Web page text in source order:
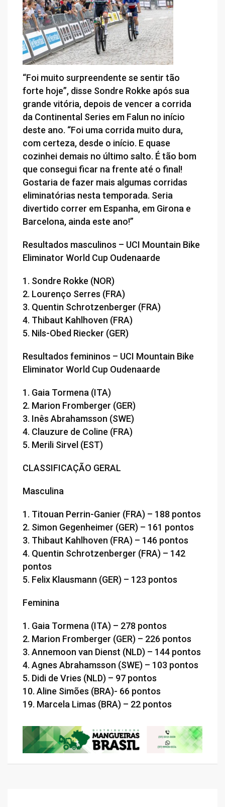
“Foi muito surpreendente se sentir tão
forte hoje”, disse Sondre Rokke após sua
grande vitória, depois de vencer a corrida
da Continental Series em Falun no início
deste ano. “Foi uma corrida muito dura,
com certeza, desde o início. E quase
cozinhei demais no último salto. É tão bom
que consegui ficar na frente até o final!
Gostaria de fazer mais algumas corridas
eliminatórias nesta temporada. Seria
divertido correr em Espanha, em Girona e
Barcelona, ainda este ano!”
Resultados masculinos – UCI Mountain Bike
Eliminator World Cup Oudenaarde
1. Sondre Rokke (NOR)
2. Lourenço Serres (FRA)
3. Quentin Schrotzenberger (FRA)
4. Thibaut Kahlhoven (FRA)
5. Nils-Obed Riecker (GER)
Resultados femininos – UCI Mountain Bike
Eliminator World Cup Oudenaarde
1. Gaia Tormena (ITA)
2. Marion Fromberger (GER)
3. Inês Abrahamsson (SWE)
4. Clauzure de Coline (FRA)
5. Merili Sirvel (EST)
CLASSIFICAÇÃO GERAL
Masculina
1. Titouan Perrin-Ganier (FRA) – 188 pontos
2. Simon Gegenheimer (GER) – 161 pontos
3. Thibaut Kahlhoven (FRA) – 146 pontos
4. Quentin Schrotzenberger (FRA) – 142
pontos
5. Felix Klausmann (GER) – 123 pontos
Feminina
1. Gaia Tormena (ITA) – 278 pontos
2. Marion Fromberger (GER) – 226 pontos
3. Annemoon van Dienst (NLD) – 144 pontos
4. Agnes Abrahamsson (SWE) – 103 pontos
5. Didi de Vries (NLD) – 97 pontos
10. Aline Simões (BRA)- 66 pontos
19. Marcela Limas (BRA) – 22 pontos